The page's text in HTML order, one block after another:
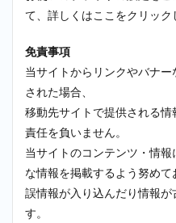
て、詳しくはここをクリック
免責事項
当サイトからリンクやバナ
された場合、
移動先サイトで提供される
責任を負いません。
当サイトのコンテンツ・情
な情報を掲載するよう努めて
誤情報が入り込んだり情報
す。